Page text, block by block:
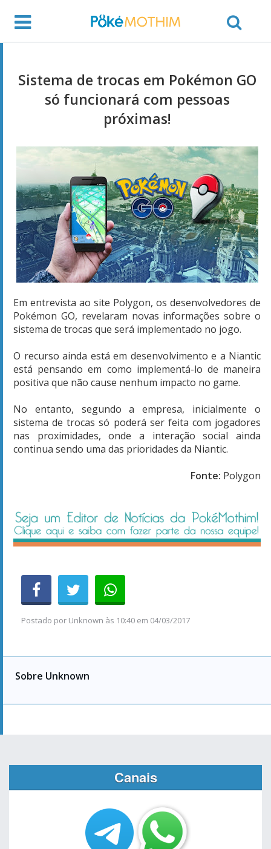
Sistema de trocas em Pokémon GO
só funcionará com pessoas
próximas!
Em entrevista ao site Polygon, os desenvolvedores de
Pokémon GO, revelaram novas informações sobre o
sistema de trocas que será implementado no jogo.
O recurso ainda está em desenvolvimento e a Niantic
está pensando em como implementá-lo de maneira
positiva que não cause nenhum impacto no game.
No entanto, segundo a empresa, inicialmente o
sistema de trocas só poderá ser feita com jogadores
nas proximidades, onde a interação social ainda
continua sendo uma das prioridades da Niantic.
Fonte: Polygon
Postado por Unknown às 10:40 em 04/03/2017
Sobre Unknown
Canais